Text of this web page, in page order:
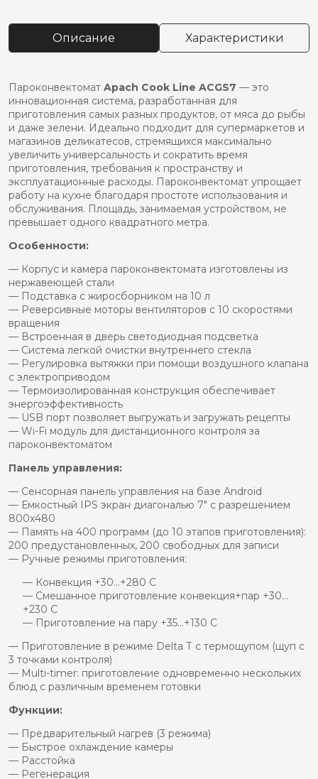
acgs7
Описание Характеристики
Пароконвектомат Apach Cook Line ACGS7 — это
инновационная система, разработанная для
приготовления самых разных продуктов, от мяса до рыбы
и даже зелени. Идеально подходит для супермаркетов и
магазинов деликатесов, стремящихся максимально
увеличить универсальность и сократить время
приготовления, требования к пространству и
эксплуатационные расходы. Пароконвектомат упрощает
работу на кухне благодаря простоте использования и
обслуживания. Площадь, занимаемая устройством, не
превышает одного квадратного метра.
Особенности:
— Корпус и камера пароконвектомата изготовлены из
нержавеющей стали
— Подставка с жиросборником на 10 л
— Реверсивные моторы вентиляторов с 10 скоростями
вращения
— Встроенная в дверь светодиодная подсветка
— Система легкой очистки внутреннего стекла
— Регулировка вытяжки при помощи воздушного клапана
с электроприводом
— Термоизолированная конструкция обеспечивает
энергоэффективность
— USB порт позволяет выгружать и загружать рецепты
— Wi-Fi модуль для дистанционного контроля за
пароконвектоматом
Панель управления:
— Сенсорная панель управления на базе Android
— Емкостный IPS экран диагональю 7″ с разрешением
800х480
— Память на 400 программ (до 10 этапов приготовления):
200 предустановленных, 200 свободных для записи
— Ручные режимы приготовления:
— Конвекция +30…+280 С
— Смешанное приготовление конвекция+пар +30…
+230 С
— Приготовление на пару +35…+130 С
— Приготовление в режиме Delta Т с термощупом (щуп с
3 точками контроля)
— Multi-timer: приготовление одновременно нескольких
блюд с различным временем готовки
Функции:
— Предварительный нагрев (3 режима)
— Быстрое охлаждение камеры
— Расстойка
— Регенерация